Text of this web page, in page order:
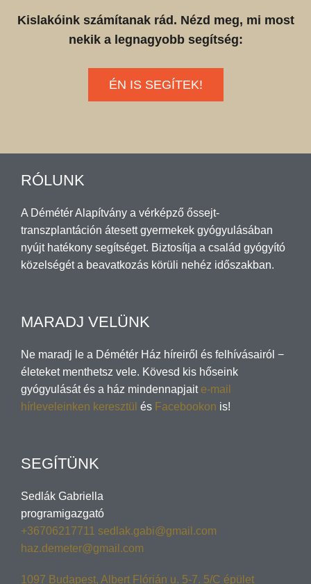
Kislakóink számítanak rád. Nézd meg, mi most
nekik a legnagyobb segítség:
ÉN IS SEGÍTEK!
RÓLUNK
A Démétér Alapítvány a vérképző őssejt-
transzplantáción átesett gyermekek gyógyulásában
nyújt hatékony segítséget. Biztosítja a család gyógyító
közelségét a beavatkozás körüli nehéz időszakban.
MARADJ VELÜNK
Ne maradj le a Démétér Ház híreiről és felhívásairól −
életeket menthetsz vele. Kövesd kis hőseink
gyógyulását és a ház mindennapjait e-mail
hírleveleinken keresztül és Facebookon is!
SEGÍTÜNK
Sedlák Gabriella
programigazgató
+36706217711 sedlak.gabi@gmail.com
haz.demeter@gmail.com
1097 Budapest, Albert Flórián u. 5-7. 5/C épület